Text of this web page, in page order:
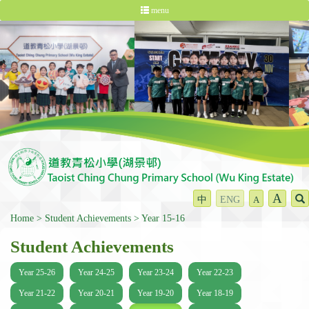
menu
中 ENG A A
Home Student Achievements Year 15-16
Student Achievements
Year 25-26 Year 24-25 Year 23-24 Year 22-23
Year 21-22 Year 20-21 Year 19-20 Year 18-19